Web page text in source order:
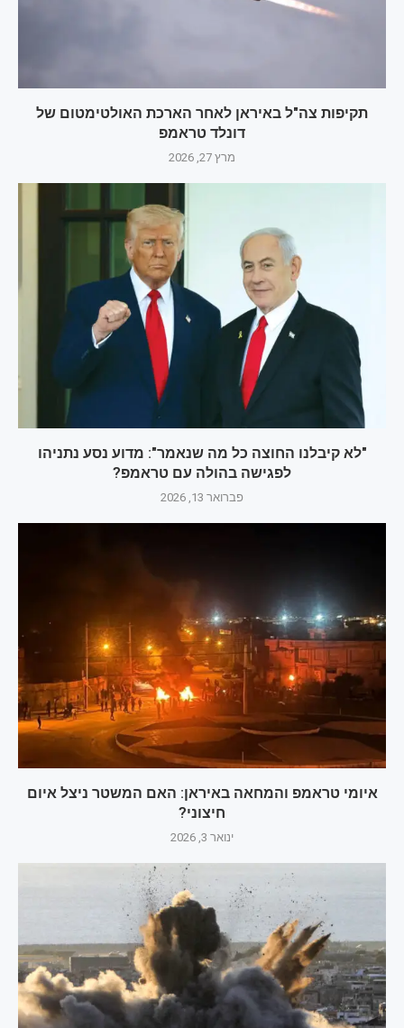
תקיפות צה"ל באיראן לאחר הארכת האולטימטום של
דונלד טראמפ
מרץ 27, 2026
"לא קיבלנו החוצה כל מה שנאמר": מדוע נסע נתניהו
לפגישה בהולה עם טראמפ?
פברואר 13, 2026
איומי טראמפ והמחאה באיראן: האם המשטר ניצל איום
חיצוני?
ינואר 3, 2026